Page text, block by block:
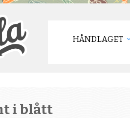
HÅNDLAGET
i blått